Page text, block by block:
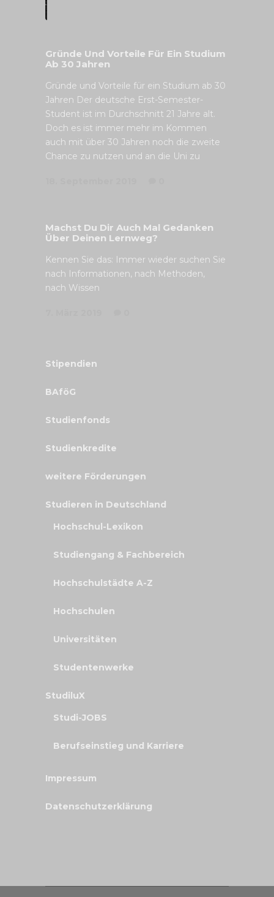
Gründe Und Vorteile Für Ein Studium
Ab 30 Jahren
Gründe und Vorteile für ein Studium ab 30
Jahren Der deutsche Erst-Semester-
Student ist im Durchschnitt 21 Jahre alt.
Doch es ist immer mehr im Kommen
auch mit über 30 Jahren noch die zweite
Chance zu nutzen und an die Uni zu
Machst Du Dir Auch Mal Gedanken
Über Deinen Lernweg?
Kennen Sie das: Immer wieder suchen Sie
nach Informationen, nach Methoden,
nach Wissen
Stipendien
BAföG
Studienfonds
Studienkredite
weitere Förderungen
Studieren in Deutschland
Hochschul-Lexikon
Studiengang & Fachbereich
Hochschulstädte A-Z
Hochschulen
Universitäten
Studentenwerke
StudiluX
Studi-JOBS
Berufseinstieg und Karriere
Impressum
Datenschutzerklärung